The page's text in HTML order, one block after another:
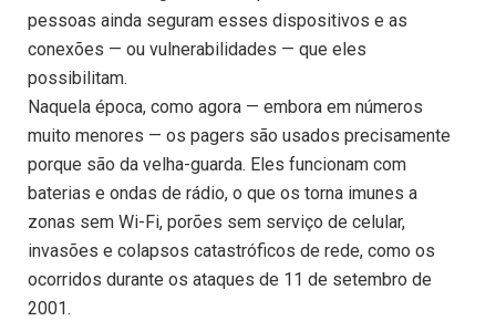
pessoas ainda seguram esses dispositivos e as
conexões — ou vulnerabilidades — que eles
possibilitam.
Naquela época, como agora — embora em números
muito menores — os pagers são usados ​​precisamente
porque são da velha-guarda. Eles funcionam com
baterias e ondas de rádio, o que os torna imunes a
zonas sem Wi-Fi, porões sem serviço de celular,
invasões e colapsos catastróficos de rede, como os
ocorridos durante os ataques de 11 de setembro de
2001.